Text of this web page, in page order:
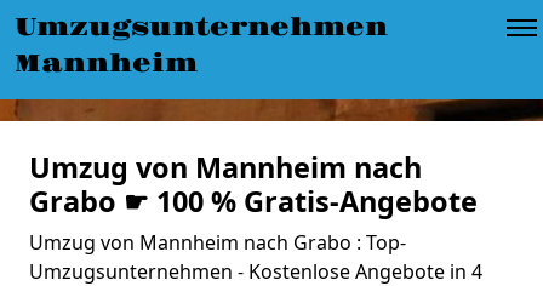
Umzugsunternehmen
Mannheim
Umzug von Mannheim nach
Grabo ☛ 100 % Gratis-Angebote
Umzug von Mannheim nach Grabo : Top-
Umzugsunternehmen - Kostenlose Angebote in 4